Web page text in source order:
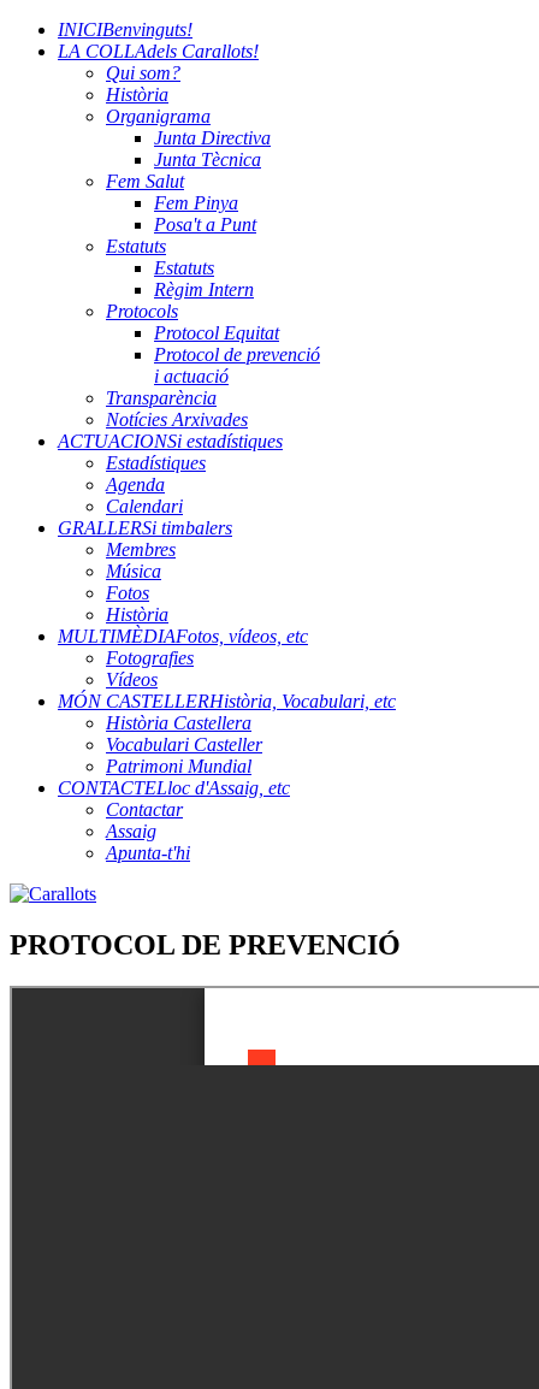
INICIBenvinguts!
LA COLLAdels Carallots!
Qui som?
Història
Organigrama
Junta Directiva
Junta Tècnica
Fem Salut
Fem Pinya
Posa't a Punt
Estatuts
Estatuts
Règim Intern
Protocols
Protocol Equitat
Protocol de prevenció
i actuació
Transparència
Notícies Arxivades
ACTUACIONSi estadístiques
Estadístiques
Agenda
Calendari
GRALLERSi timbalers
Membres
Música
Fotos
Història
MULTIMÈDIAFotos, vídeos, etc
Fotografies
Vídeos
MÓN CASTELLERHistòria, Vocabulari, etc
Història Castellera
Vocabulari Casteller
Patrimoni Mundial
CONTACTELloc d'Assaig, etc
Contactar
Assaig
Apunta-t'hi
PROTOCOL DE PREVENCIÓ